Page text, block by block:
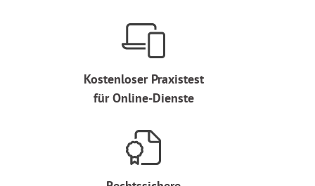
Kostenloser Praxistest
für Online-Dienste